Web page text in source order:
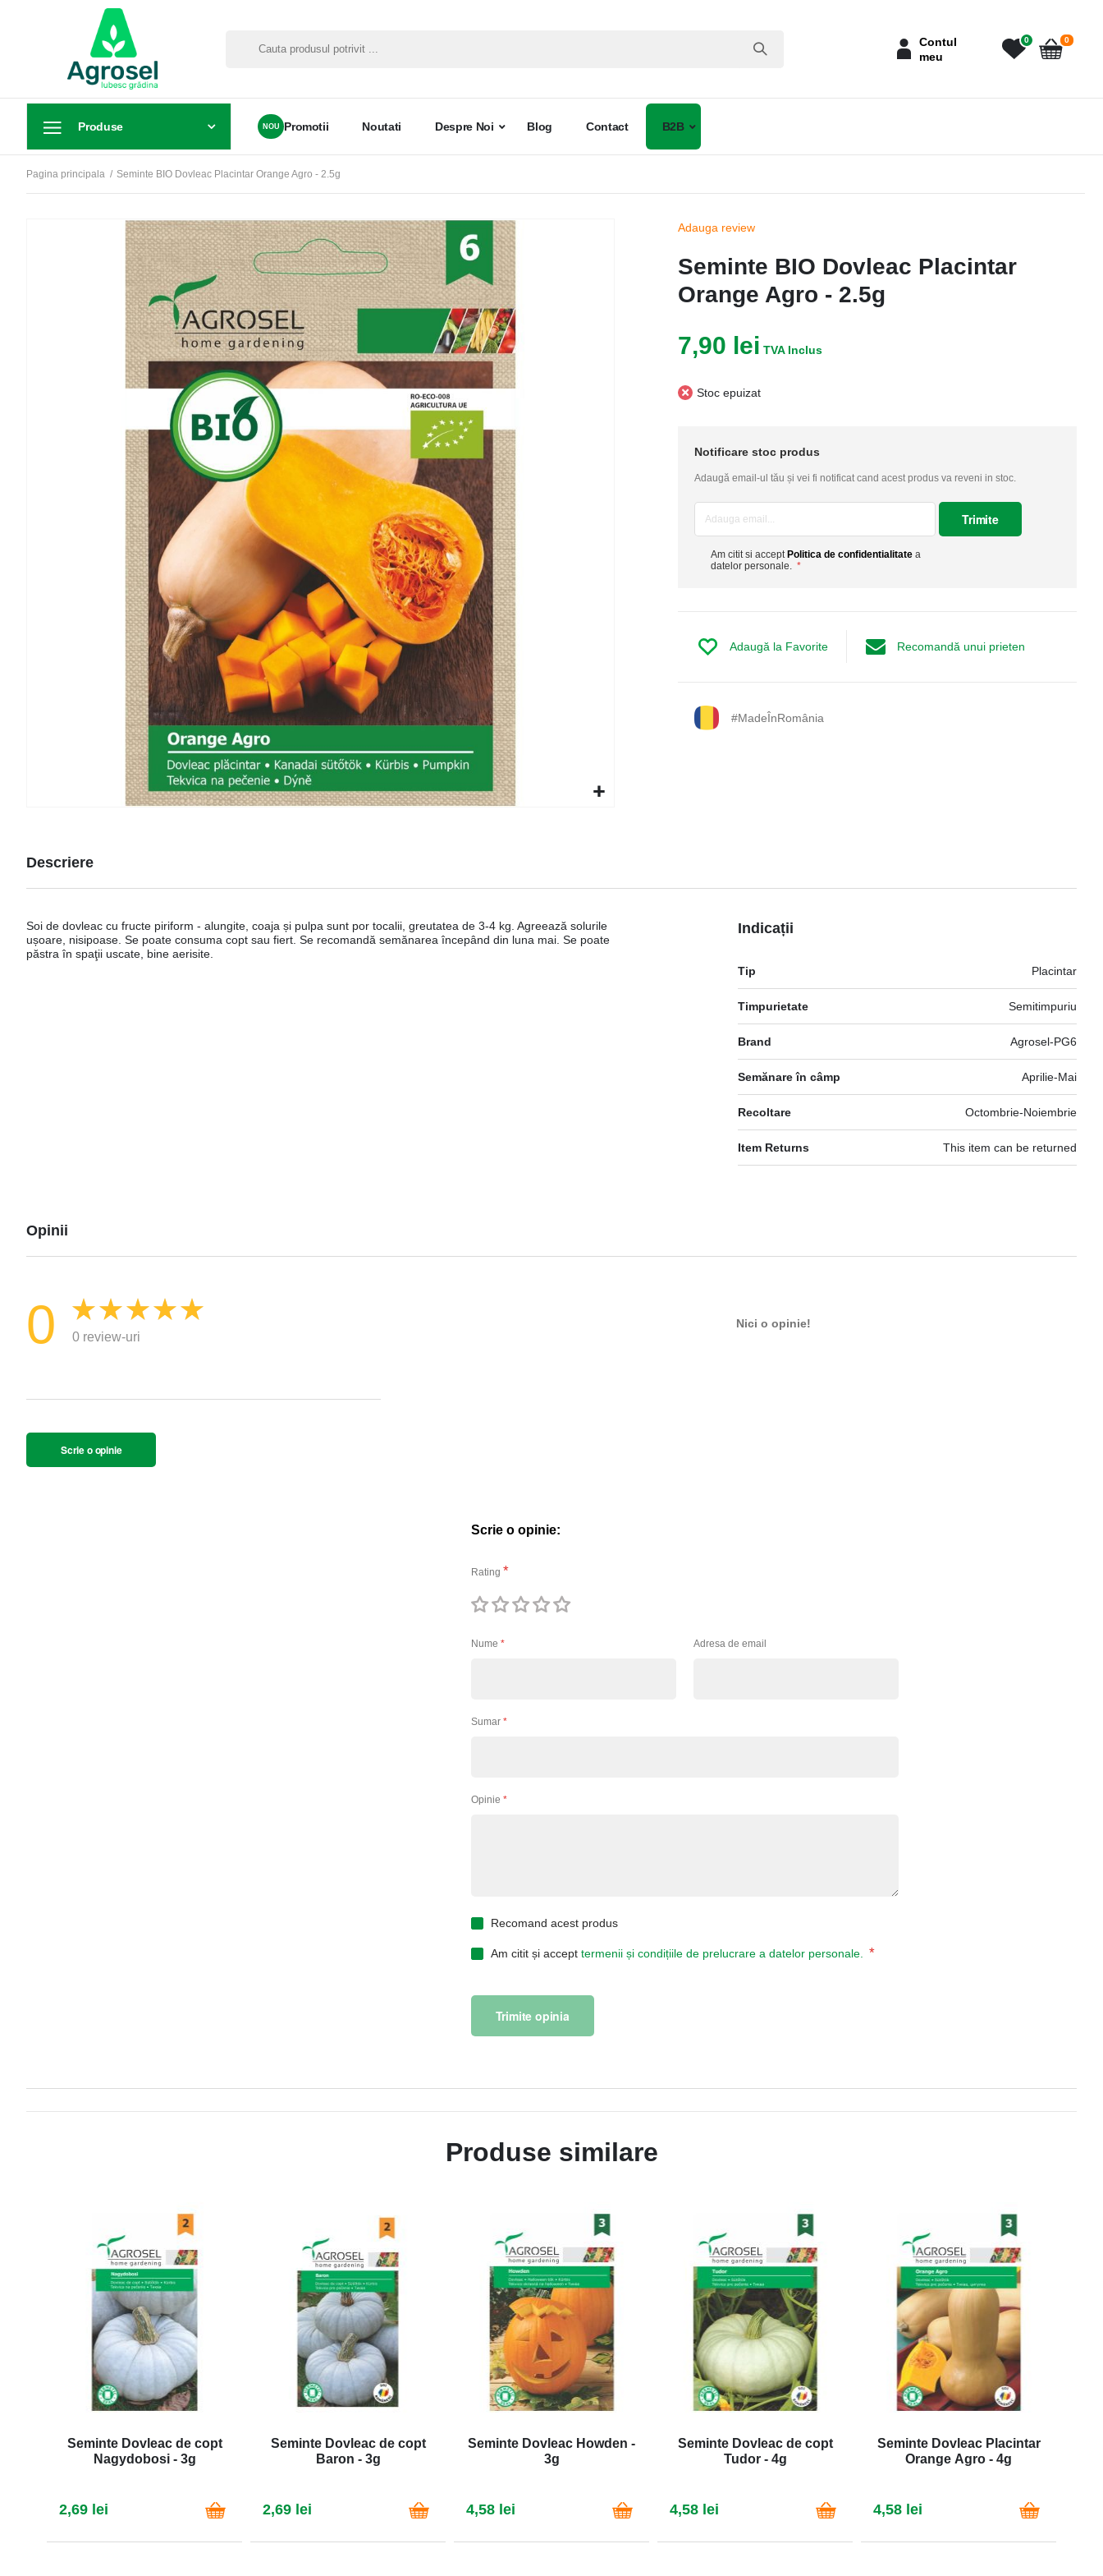
Contul
meu
0
Cart
0articole
Produse Promotii Noutati Despre Noi Blog Contact B2B
Pagina principala Seminte BIO Dovleac Placintar Orange Agro - 2.5g
Adauga review
Seminte BIO Dovleac Placintar
Orange Agro - 2.5g
7,90 lei
Stoc epuizat
Notificare stoc produs
Adaugă email-ul tău și vei fi notificat cand acest produs va reveni in stoc.
Am citit si accept Politica de confidentialitatea
datelor personale.
Trimite
Recomandă unui prieten
Adaugă la Favorite
#MadeÎnRomânia
Descriere
Soi de dovleac cu fructe piriform - alungite, coaja și pulpa sunt por tocalii, greutatea de 3-4 kg. Agreează solurile
ușoare, nisipoase. Se poate consuma copt sau fiert. Se recomandă semănarea începând din luna mai. Se poate
păstra în spaţii uscate, bine aerisite.
Indicații
multe
Tip Placintar
Timpurietate Semitimpuriu
Brand Agrosel-PG6
Semănare în câmp Aprilie-Mai
Recoltare Octombrie-Noiembrie
Item Returns This item can be returned
Opinii
0 0 review-uri
Scrie o opinie
Nici o opinie!
Scrie o opinie:
Rating
stea
stele
stele
stele
stele
Nume Adresa de email
Sumar
Opinie
Recomand acest produs
Am citit și accept termenii și condițiile de prelucrare a datelor personale. *
Trimite opinia
Produse similare
Seminte Dovleac de copt
Nagydobosi - 3g
2,69 lei
Seminte Dovleac de copt
Baron - 3g
2,69 lei
Seminte Dovleac Howden -
3g
4,58 lei
Seminte Dovleac de copt
Tudor - 4g
4,58 lei
Seminte Dovleac Placintar
Orange Agro - 4g
4,58 lei